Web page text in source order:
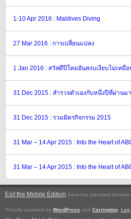
1-10 Apr 2016 : Maldives Diving
27 Mar 2016 : การเปลี่ยนแปลง
1 Jan 2016 : สวัสดีปีใหม่อันสงบเงียบไม่เหมือ
31 Dec 2015 : สำรวจตัวเองกับหนึ่งปีที่ผ่านมา
31 Dec 2015 : รวมมิตรกิจกรรม 2015
31 Mar – 14 Apr 2015 : Into the Heart of
31 Mar – 14 Apr 2015 : Into the Heart of
Exit the Mobile Edition (view the standard browser
Proudly powered by WordPress and Carrington
Log